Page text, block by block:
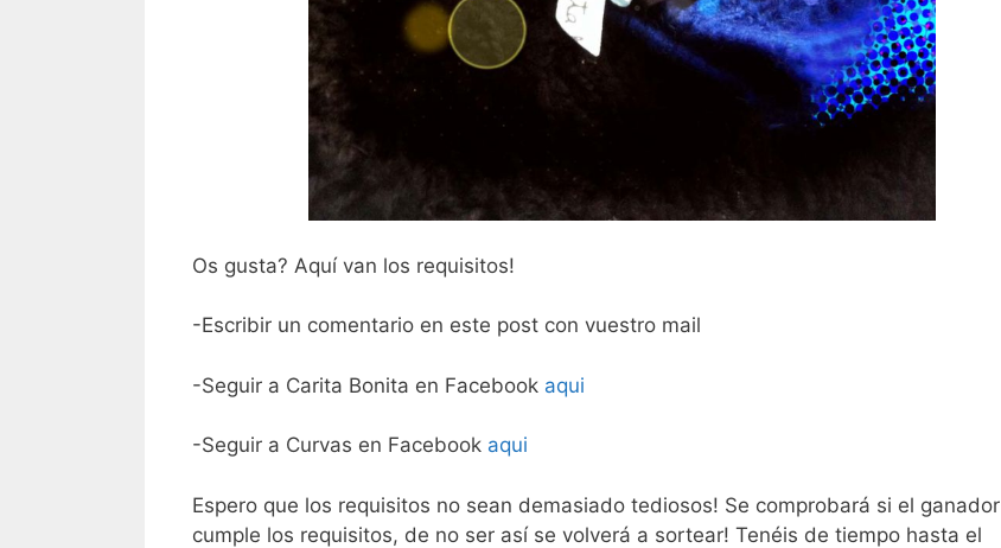
Os gusta? Aquí van los requisitos!
-Escribir un comentario en este post con vuestro mail
-Seguir a Carita Bonita en Facebook aqui
-Seguir a Curvas en Facebook aqui
Espero que los requisitos no sean demasiado tediosos! Se comprobará si el ganador
cumple los requisitos, de no ser así se volverá a sortear! Tenéis de tiempo hasta el